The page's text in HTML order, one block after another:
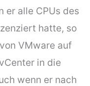
er alle CPUs des
hatte, so
VMware auf
in die
wenn er nach